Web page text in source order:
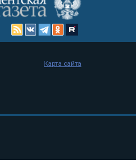
Карта сайта